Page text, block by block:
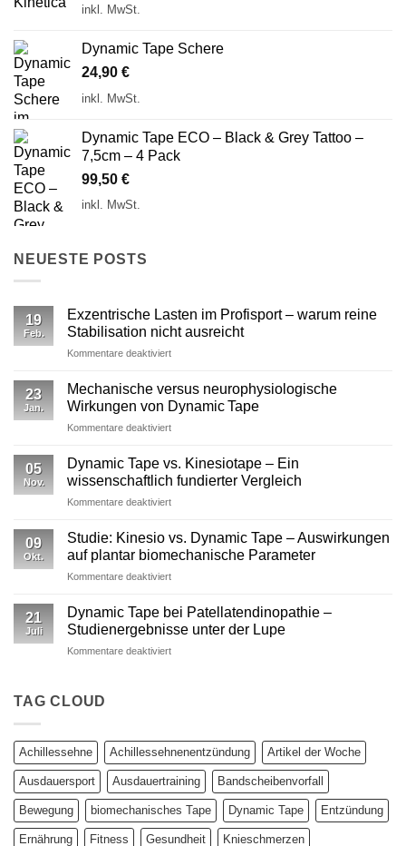
inkl. MwSt.
Dynamic Tape Schere
24,90 €
inkl. MwSt.
Dynamic Tape ECO – Black & Grey Tattoo –
7,5cm – 4 Pack
99,50 €
inkl. MwSt.
NEUESTE POSTS
19
Feb.
Exzentrische Lasten im Profisport – warum reine
Stabilisation nicht ausreicht
Kommentare deaktiviertfür
im
Profisport
–
reine
Stabilisation
ausreicht
23
Jan.
Mechanische versus neurophysiologische
Wirkungen von Dynamic Tape
Kommentare deaktiviertfür
versus
neurophysiologische
Wirkungen
von
05
Nov.
Dynamic Tape vs. Kinesiotape – Ein
wissenschaftlich fundierter Vergleich
Kommentare deaktiviertfür
Tape
Kinesiotape
–
wissenschaftlich
fundierter
09
Okt.
Studie: Kinesio vs. Dynamic Tape – Auswirkungen
auf plantar biomechanische Parameter
Kommentare deaktiviertfür
Kinesio
Dynamic
Tape
Parameter
21
Juli
Dynamic Tape bei Patellatendinopathie –
Studienergebnisse unter der Lupe
Kommentare deaktiviertfür
Studienergebnisse
unter
der
TAG CLOUD
Achillessehne Achillessehnenentzündung Artikel der Woche
Ausdauersport Ausdauertraining Bandscheibenvorfall
Bewegung biomechanisches Tape Dynamic Tape Entzündung
Ernährung Fitness Gesundheit Knieschmerzen